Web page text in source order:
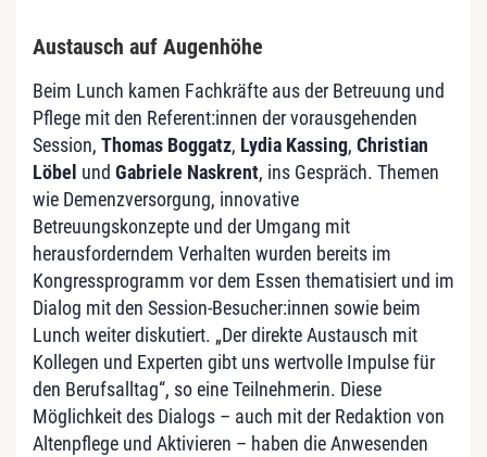
Austausch auf Augenhöhe
Beim Lunch kamen Fachkräfte aus der Betreuung und
Pflege mit den Referent:innen der vorausgehenden
Session, Thomas Boggatz, Lydia Kassing, Christian
Löbel und Gabriele Naskrent, ins Gespräch. Themen
wie Demenzversorgung, innovative
Betreuungskonzepte und der Umgang mit
herausforderndem Verhalten wurden bereits im
Kongressprogramm vor dem Essen thematisiert und im
Dialog mit den Session-Besucher:innen sowie beim
Lunch weiter diskutiert. „Der direkte Austausch mit
Kollegen und Experten gibt uns wertvolle Impulse für
den Berufsalltag“, so eine Teilnehmerin. Diese
Möglichkeit des Dialogs – auch mit der Redaktion von
Altenpflege und Aktivieren – haben die Anwesenden